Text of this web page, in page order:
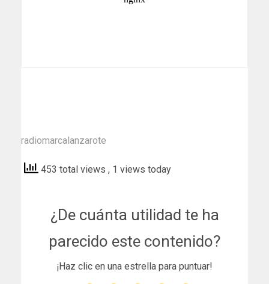
radiomarcalanzarote
453 total views , 1 views today
¿De cuánta utilidad te ha
parecido este contenido?
¡Haz clic en una estrella para puntuar!